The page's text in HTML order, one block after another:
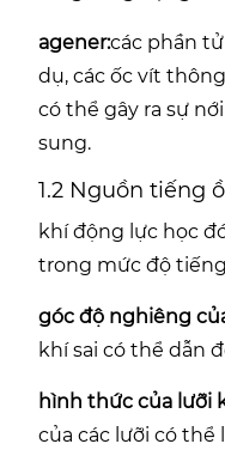
agener:các phần
dụ, các ốc vít
có thể gây ra sự
sung.
1.2 Nguồn tiếng
khí động lực học
trong mức độ
góc độ nghiêng
khí sai có thể dẫn
hình thức của lưỡi
của các lưỡi có thể